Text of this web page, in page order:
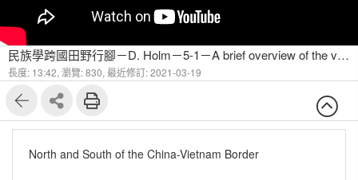
民族學跨國田野行腳－D. Holm－5-1－A brief overview of the variety of ritual specialists in ethnic societies
長度: 13:42, 瀏覽: 830, 最近修訂: 2021-03-19
North and South of the China-Vietnam Border